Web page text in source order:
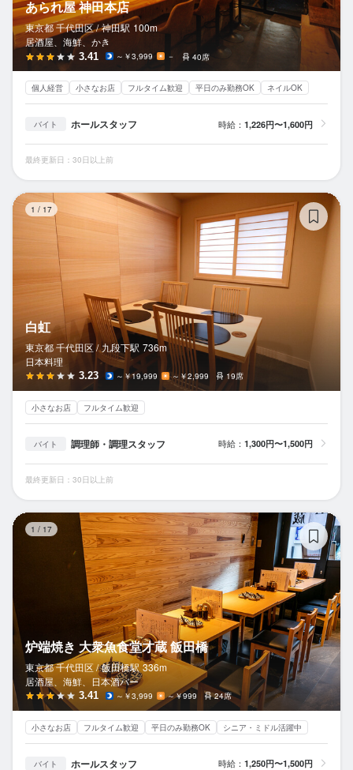
あられ屋 神田本店
東京都 千代田区 / 神田駅 100m
居酒屋、海鮮、かき
3.41 ～￥3,999 － 40席
個人経営 小さなお店 フルタイム歓迎 平日のみ勤務OK ネイルOK
バイト ホールスタッフ 時給： 1,226円〜1,600円
最終更新日：30日以上前
1 / 17
白虹
東京都 千代田区 / 九段下駅 736m
日本料理
3.23 ～￥19,999 ～￥2,999 19席
小さなお店 フルタイム歓迎
バイト 調理師・調理スタッフ 時給： 1,300円〜1,500円
最終更新日：30日以上前
1 / 17
炉端焼き 大衆魚食堂才蔵 飯田橋
東京都 千代田区 / 飯田橋駅 336m
居酒屋、海鮮、日本酒バー
3.41 ～￥3,999 ～￥999 24席
小さなお店 フルタイム歓迎 平日のみ勤務OK シニア・ミドル活躍中
バイト ホールスタッフ 時給： 1,250円〜1,500円